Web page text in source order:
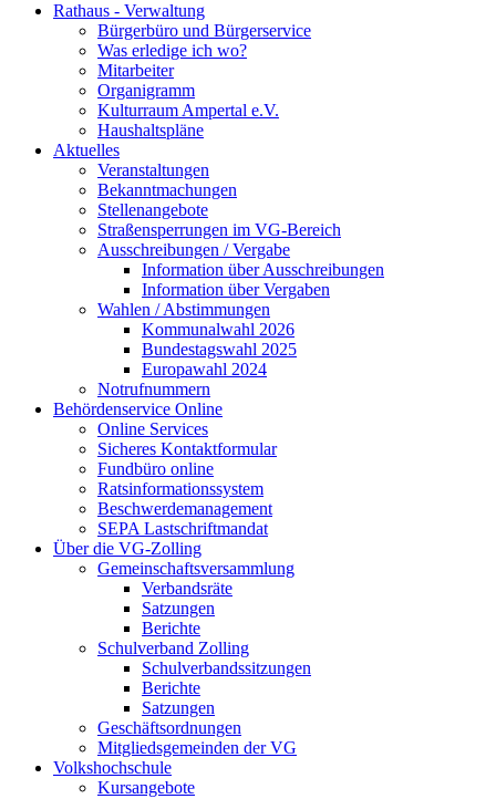
Rathaus - Verwaltung
Bürgerbüro und Bürgerservice
Was erledige ich wo?
Mitarbeiter
Organigramm
Kulturraum Ampertal e.V.
Haushaltspläne
Aktuelles
Veranstaltungen
Bekanntmachungen
Stellenangebote
Straßensperrungen im VG-Bereich
Ausschreibungen / Vergabe
Information über Ausschreibungen
Information über Vergaben
Wahlen / Abstimmungen
Kommunalwahl 2026
Bundestagswahl 2025
Europawahl 2024
Notrufnummern
Behördenservice Online
Online Services
Sicheres Kontaktformular
Fundbüro online
Ratsinformationssystem
Beschwerdemanagement
SEPA Lastschriftmandat
Über die VG-Zolling
Gemeinschaftsversammlung
Verbandsräte
Satzungen
Berichte
Schulverband Zolling
Schulverbandssitzungen
Berichte
Satzungen
Geschäftsordnungen
Mitgliedsgemeinden der VG
Volkshochschule
Kursangebote